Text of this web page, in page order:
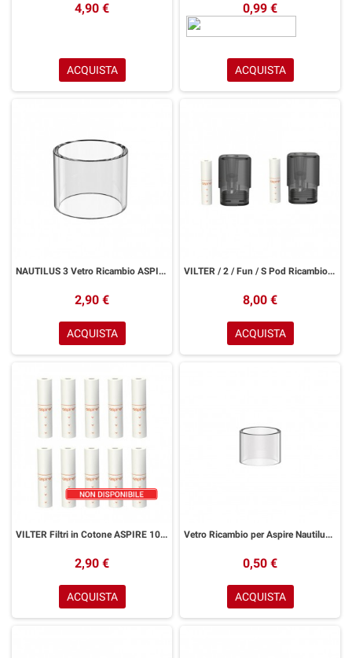
4,90 €
ACQUISTA
0,99 €
ACQUISTA
NAUTILUS 3 Vetro Ricambio ASPIRE
2,90 €
ACQUISTA
VILTER / 2 / Fun / S Pod Ricambio ASPIRE 2 Pezzi
8,00 €
ACQUISTA
VILTER Filtri in Cotone ASPIRE 10 Pezzi
2,90 €
ACQUISTA
Vetro Ricambio per Aspire Nautilus GT MINI
0,50 €
ACQUISTA